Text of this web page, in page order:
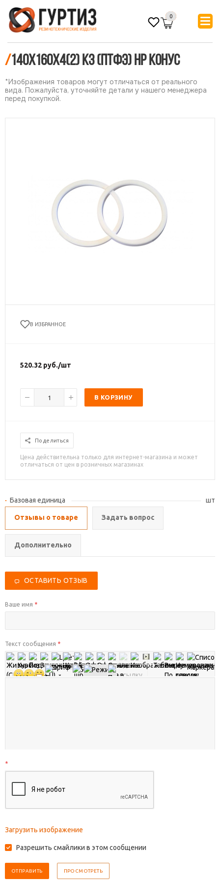
0
/140х160х4(2) КЗ (ПТФЭ) НР конус
*Изображения товаров могут отличаться от реального
вида. Пожалуйста, уточняйте детали у нашего менеджера
перед покупкой.
В ИЗБРАННОЕ
520.32 руб./шт
В КОРЗИНУ
Поделиться
Цена действительна только для интернет-магазина и может
отличаться от цен в розничных магазинах
Базовая единица шт
Отзывы о товаре Задать вопрос
Дополнительно
ОСТАВИТЬ ОТЗЫВ
Ваше имя *
Текст сообщения *
*
Загрузить изображение
Разрешить смайлики в этом сообщении